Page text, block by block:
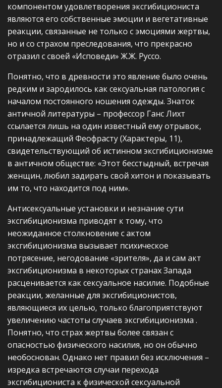
компонентом удовлетворения эксгибициониста
являются его собственные эмоции и вегетативные
реакции, связанные не только с эмоциями жертвы,
но и со страхом преследования, что прекрасно
отразил с своей «Исповеди» Ж.Ж. Руссо.
Понятно, что в древности это явление было очень
редким и зародилось как сексуальная патология с
началом постоянного ношения одежды. Знаток
античной литературы – профессор Ганс Лихт
ссылается лишь на один известный ему отрывок,
принадлежащий Феофрасту (Характеры, 11),
свидетельствующий об истинном эксгибиционизме
в античном обществе: «Этот бесстыдный, встречая
женщин, любил задирать свой хитон и показывать
им то, что находится под ним».
Антисексуальные установки и незнание сути
эксгибиционизма приводят к тому, что
неожиданное столкновение с актом
эксгибиционизма вызывает психическое
потрясение, негодование «зрителя», да и сам акт
эксгибиционизма в некоторых странах Запада
расценивается как сексуальное насилие. Подобные
реакции, желанные для эксгибиционистов,
являющиеся их целью, только благоприятствуют
увеличению частоты случаев эксгибиционизма .
Понятно, что страх жертвы более связан с
опасностью физического насилия, но он обычно
необоснован. Однако нет правил без исключения –
изредка встречаются случаи перехода
эксгибициониста к физической сексуальной